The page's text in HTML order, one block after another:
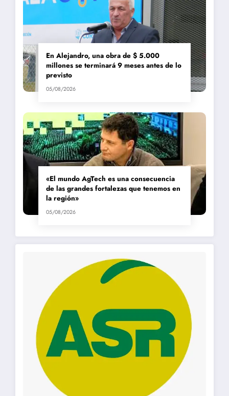
En Alejandro, una obra de $ 5.000
millones se terminará 9 meses antes de lo
previsto
05/08/2026
«El mundo AgTech es una consecuencia
de las grandes fortalezas que tenemos en
la región»
05/08/2026